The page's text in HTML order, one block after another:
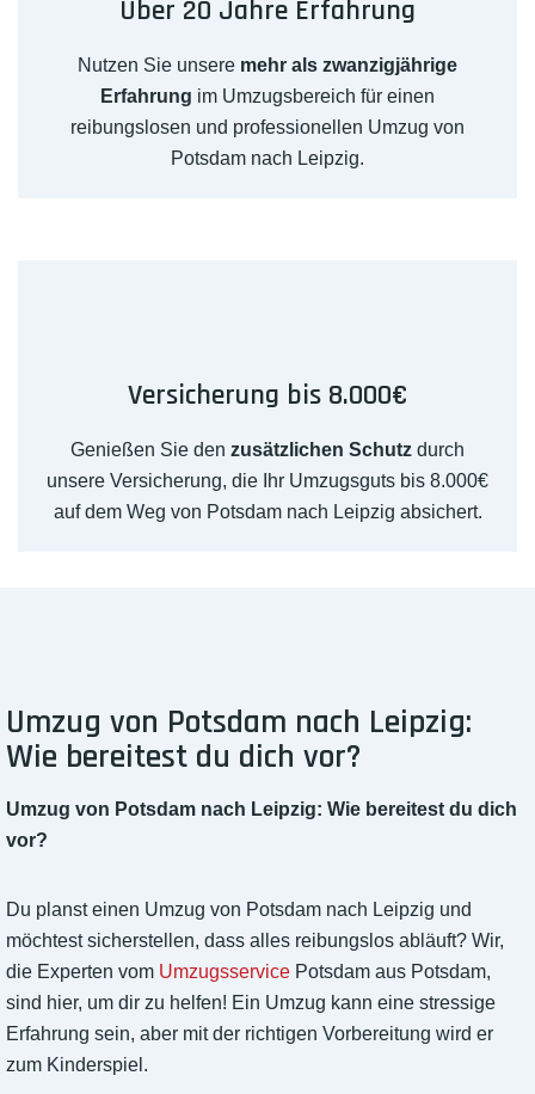
Über 20 Jahre Erfahrung
Nutzen Sie unsere mehr als zwanzigjährige
Erfahrung im Umzugsbereich für einen
reibungslosen und professionellen Umzug von
Potsdam nach Leipzig.
Versicherung bis 8.000€
Genießen Sie den zusätzlichen Schutz durch
unsere Versicherung, die Ihr Umzugsguts bis 8.000€
auf dem Weg von Potsdam nach Leipzig absichert.
Umzug von Potsdam nach Leipzig:
Wie bereitest du dich vor?
Umzug von Potsdam nach Leipzig: Wie bereitest du dich
vor?
Du planst einen Umzug von Potsdam nach Leipzig und
möchtest sicherstellen, dass alles reibungslos abläuft? Wir,
die Experten vom Umzugsservice Potsdam aus Potsdam,
sind hier, um dir zu helfen! Ein Umzug kann eine stressige
Erfahrung sein, aber mit der richtigen Vorbereitung wird er
zum Kinderspiel.